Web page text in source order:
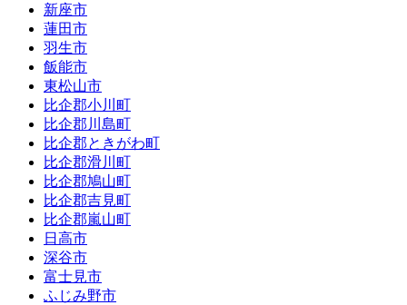
新座市
蓮田市
羽生市
飯能市
東松山市
比企郡小川町
比企郡川島町
比企郡ときがわ町
比企郡滑川町
比企郡鳩山町
比企郡吉見町
比企郡嵐山町
日高市
深谷市
富士見市
ふじみ野市